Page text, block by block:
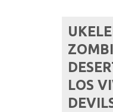
LOS